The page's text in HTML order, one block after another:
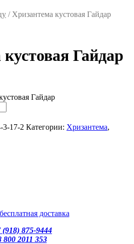
/ Хризантема кустовая Гайдар
Гайдар
Гайдар
3-17-2 Категории: Хризантема,
доставка
(918) 875-9444
800 2011 353